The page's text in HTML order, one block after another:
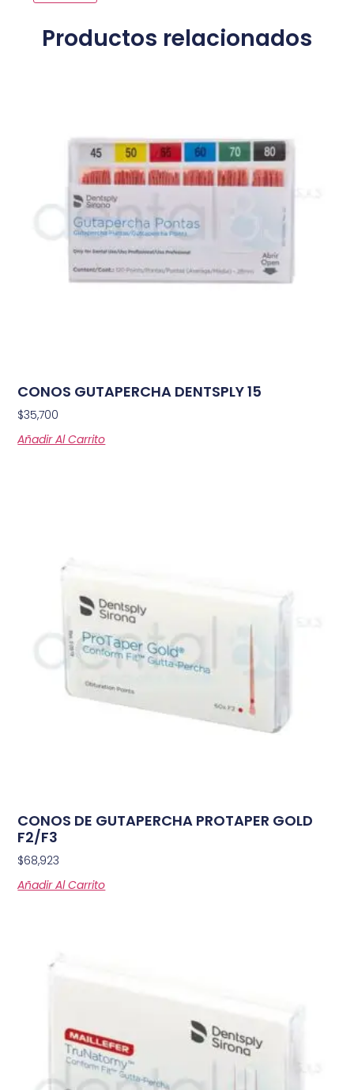
Productos relacionados
CONOS GUTAPERCHA DENTSPLY 15
$35,700
Añadir Al Carrito
CONOS DE GUTAPERCHA PROTAPER GOLD
F2/F3
$68,923
Añadir Al Carrito